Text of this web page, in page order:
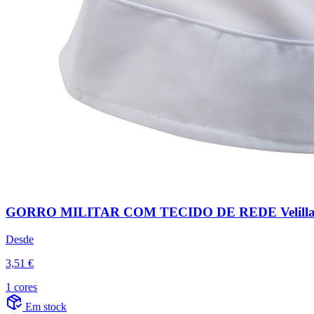
GORRO MILITAR COM TECIDO DE REDE
Desde
3,51 €
1 cores
Em stock